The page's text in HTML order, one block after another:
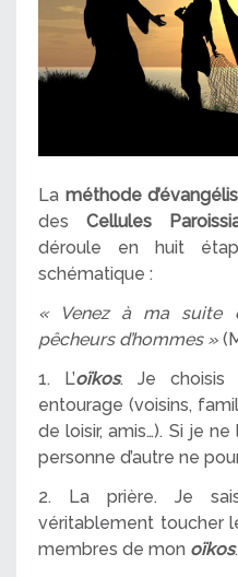
La méthode
des Cellules
déroule en huit
schématique :
« Venez à ma suite
pêcheurs d’hommes »
1. L’oïkos. Je choisis
entourage (voisins,
de loisir, amis…). Si je
personne d’autre ne
2. La prière. Je
véritablement toucher
membres de mon oïkos.